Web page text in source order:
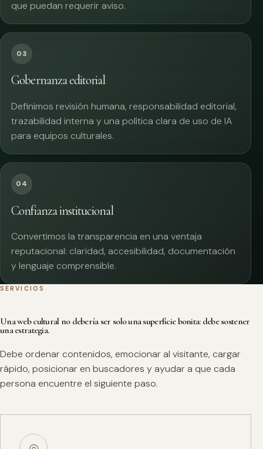
que puedan requerir aviso.
03
Gobernanza editorial
Definimos revisión humana, responsabilidad editorial,
trazabilidad interna y una política clara de uso de IA
para equipos culturales.
04
Confianza institucional
Convertimos la transparencia en una ventaja
reputacional: claridad, accesibilidad, documentación
y lenguaje comprensible.
SERVICIOS
Una web cultural no debería ser solo una superficie bonita: debe sostener
una estrategia.
Debe ordenar contenidos, emocionar al visitante, cargar
rápido, posicionar en buscadores y ayudar a que cada
persona encuentre el siguiente paso.